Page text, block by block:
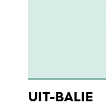
UIT-BALIE